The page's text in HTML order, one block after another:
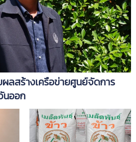
ลสร้างเครือข่ายศูนย์จัดการ
นออก